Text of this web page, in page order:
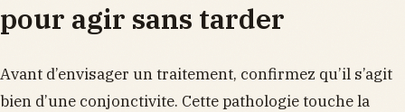
pour agir sans tarder
Avant d’envisager un traitement, confirmez qu’il s’agit
bien d’une conjonctivite. Cette pathologie touche la